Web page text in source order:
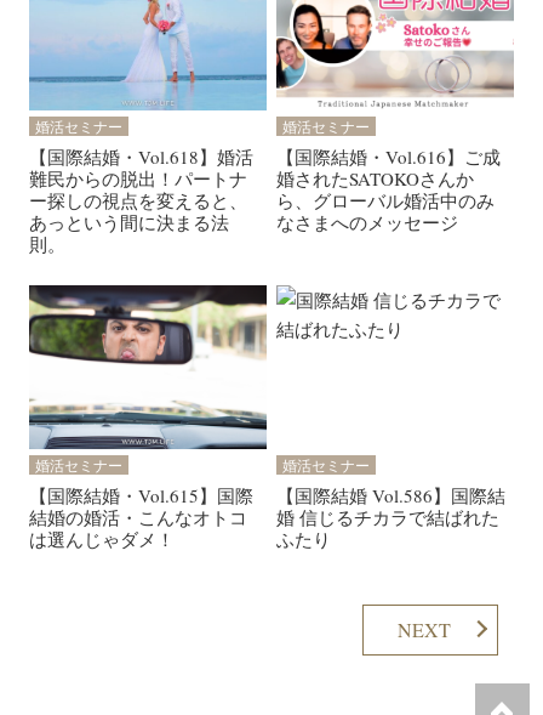
婚活セミナー
【国際結婚・Vol.618】婚活
難民からの脱出！パートナ
ー探しの視点を変えると、
あっという間に決まる法
則。
婚活セミナー
【国際結婚・Vol.616】ご成
婚されたSATOKOさんか
ら、グローバル婚活中のみ
なさまへのメッセージ
婚活セミナー
【国際結婚・Vol.615】国際
結婚の婚活・こんなオトコ
は選んじゃダメ！
婚活セミナー
【国際結婚 Vol.586】国際結
婚 信じるチカラで結ばれた
ふたり
NEXT